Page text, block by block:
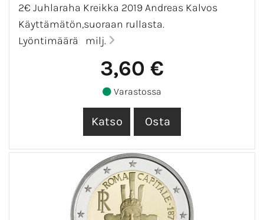
2€ Juhlaraha Kreikka 2019 Andreas Kalvos
Käyttämätön,suoraan rullasta.
Lyöntimäärä milj.
3,60 €
Varastossa